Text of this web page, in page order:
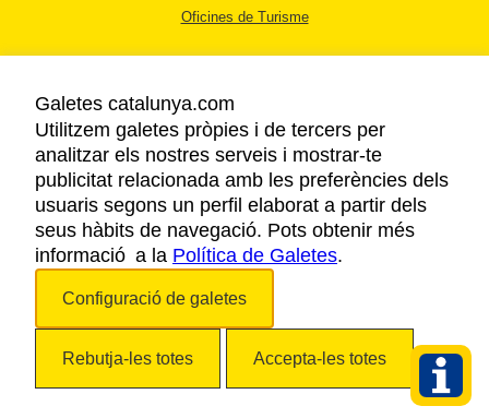
Oficines de Turisme
AVÍS LEGAL
POLÍTICA DE PRIVACITAT
COOKIES
ACCESSIBILITAT
Galetes catalunya.com
Utilitzem galetes pròpies i de tercers per
analitzar els nostres serveis i mostrar-te
publicitat relacionada amb les preferències dels
usuaris segons un perfil elaborat a partir dels
seus hàbits de navegació. Pots obtenir més
informació a la Política de Galetes.
Configuració de galetes
Rebutja-les totes Accepta-les totes